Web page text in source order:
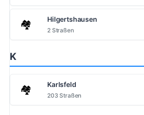
🏘️ Hilgertshausen
2 Straßen
K
🏘️ Karlsfeld
203 Straßen